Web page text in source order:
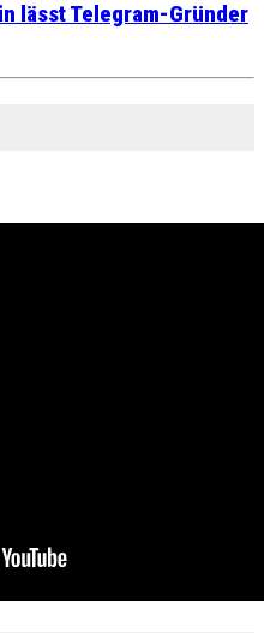
lässt Telegram-Gründer